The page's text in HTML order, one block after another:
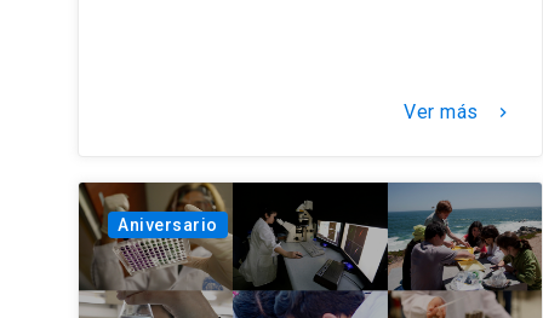
Ver más keyboard_arrow_right
Aniversario